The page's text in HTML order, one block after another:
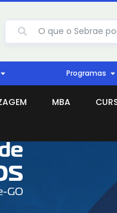
Programas
MBA